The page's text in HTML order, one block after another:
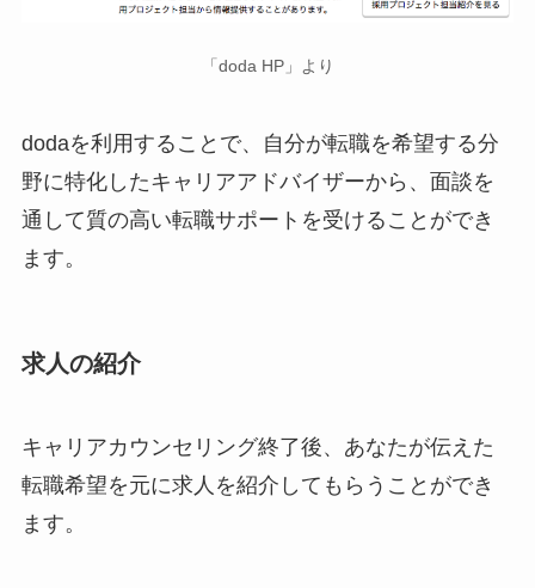
「doda HP」より
dodaを利用することで、自分が転職を希望する分
野に特化したキャリアアドバイザーから、面談を
通して質の高い転職サポートを受けることができ
ます。
求人の紹介
キャリアカウンセリング終了後、あなたが伝えた
転職希望を元に求人を紹介してもらうことができ
ます。